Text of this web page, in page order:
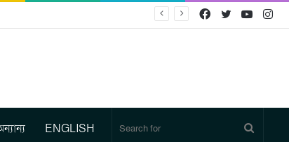
Twitter
Facebook
ENGLISH